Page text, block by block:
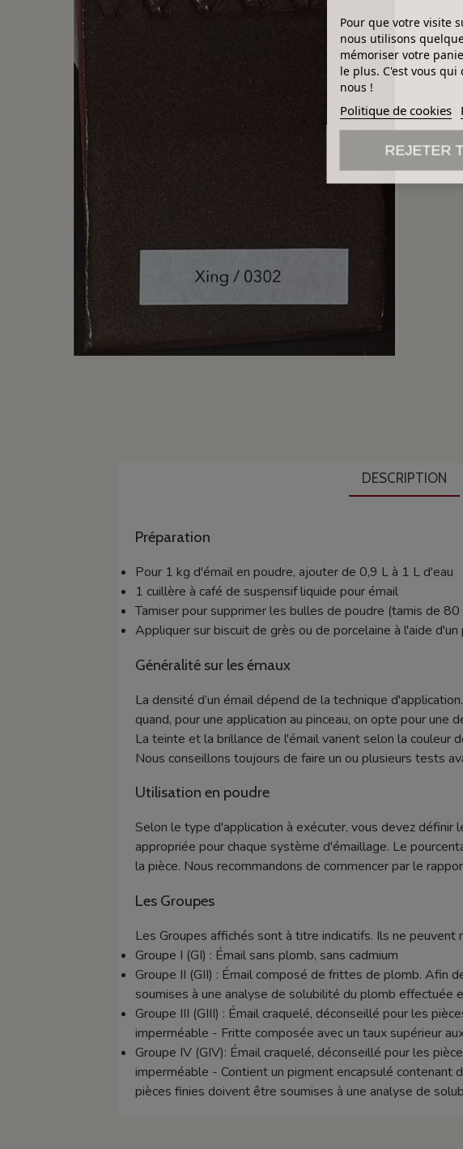
DESCRIPTION
Préparation
Pour 1 kg d'émail en poudre, ajouter de 0,9 L à 1 L d'eau
1 cuillère à café de suspensif liquide pour émail
Tamiser pour supprimer les bulles de poudre (tamis de
Appliquer sur biscuit de grès ou de porcelaine à l'aide
Généralité sur les émaux
La densité d’un émail dépend de la technique
quand, pour une application au pinceau, on opte pour une
La teinte et la brillance de l'émail varient selon la couleur
Nous conseillons toujours de faire un ou plusieurs tests
Utilisation en poudre
Selon le type d'application à exécuter, vous devez
appropriée pour chaque système d'émaillage. Le
la pièce. Nous recommandons de commencer par le
Les Groupes
Les Groupes affichés sont à titre indicatifs. Ils ne
Groupe I (GI) : Émail sans plomb, sans cadmium
Groupe II (GII) : Émail composé de frittes de plomb. Afin
soumises à une analyse de solubilité du plomb effectuée
Groupe III (GIII) : Émail craquelé, déconseillé pour les
imperméable - Fritte composée avec un taux supérieur
Groupe IV (GIV): Émail craquelé, déconseillé pour les
imperméable - Contient un pigment encapsulé contenant
pièces finies doivent être soumises à une analyse de
Pour que votre visite
nous utilisons
mémoriser votre
le plus. C'est vous
nous !
Politique de cookies
REJETER